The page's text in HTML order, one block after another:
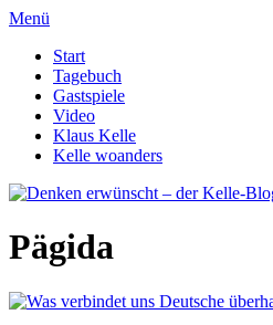
Menü
Start
Tagebuch
Gastspiele
Video
Klaus Kelle
Kelle woanders
Pägida